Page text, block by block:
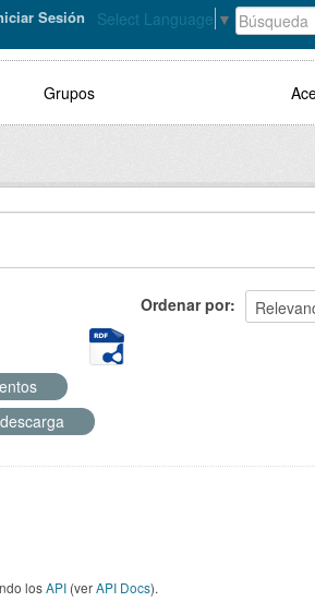
Select Language ▼
Sesión
Grupos
Ordenar por
losAPI (verAPI Docs).